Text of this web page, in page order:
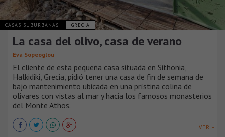
CASAS SUBURBANAS GRECIA
La casa del olivo, casa de verano
Eva Sopeoglou
El cliente de esta pequeña casa situada en Sithonia,
Halkidiki, Grecia, pidió tener una casa de fin de semana de
bajo mantenimiento ubicada en una prístina colina de
olivares con vistas al mar y hacia los famosos monasterios
del Monte Athos.
VER +